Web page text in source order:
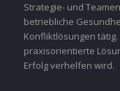
Strategie- und
betriebliche
Konfliktlösungen
praxisorientierte
Erfolg verhelfen wird.